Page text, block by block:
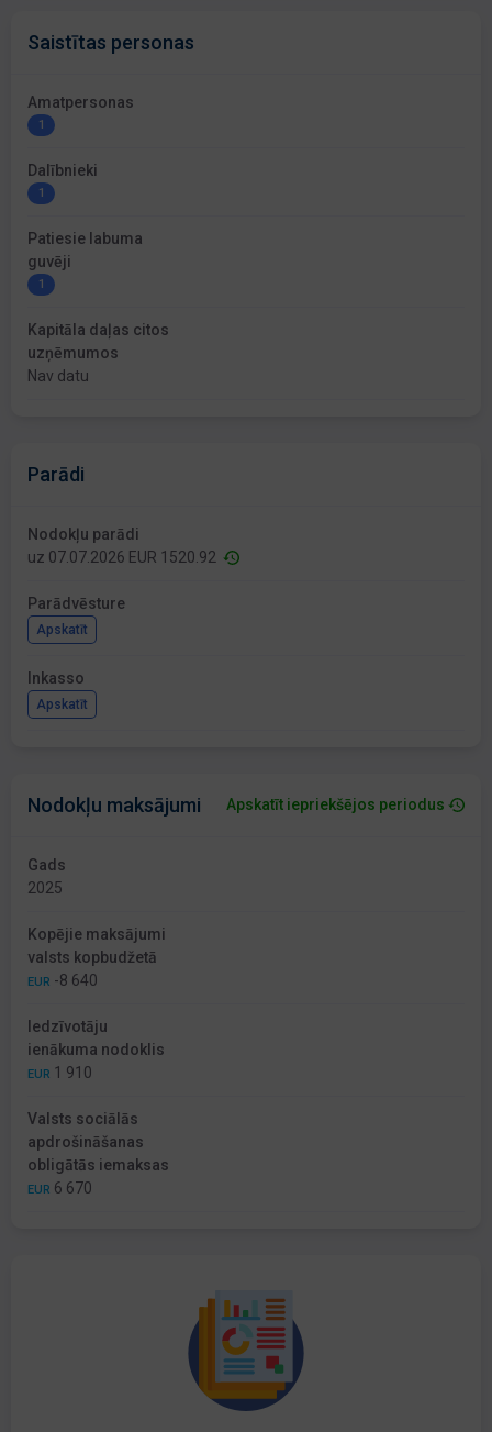
Saistītas personas
Amatpersonas
1
Dalībnieki
1
Patiesie labuma
guvēji
1
Kapitāla daļas citos
uzņēmumos
Nav datu
Parādi
Nodokļu parādi
uz 07.07.2026 EUR 1520.92
Parādvēsture
Apskatīt
Inkasso
Apskatīt
Nodokļu maksājumi Apskatīt iepriekšējos periodus
Gads
2025
Kopējie maksājumi
valsts kopbudžetā
EUR -8 640
Iedzīvotāju
ienākuma nodoklis
EUR 1 910
Valsts sociālās
apdrošināšanas
obligātās iemaksas
EUR 6 670